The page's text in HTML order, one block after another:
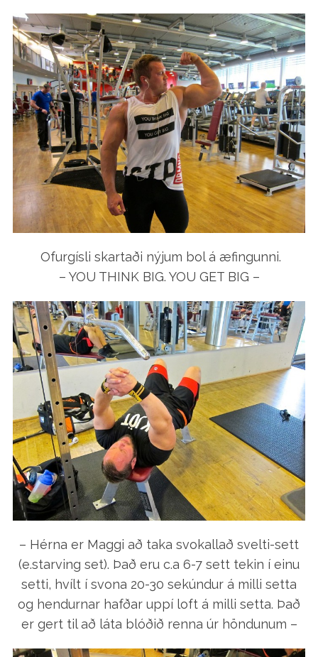
Ofurgísli skartaði nýjum bol á æfingunni.
– YOU THINK BIG. YOU GET BIG –
– Hérna er Maggi að taka svokallað svelti-sett
(e.starving set). Það eru c.a 6-7 sett tekin í einu
setti, hvílt í svona 20-30 sekúndur á milli setta
og hendurnar hafðar uppí loft á milli setta. Það
er gert til að láta blóðið renna úr höndunum –